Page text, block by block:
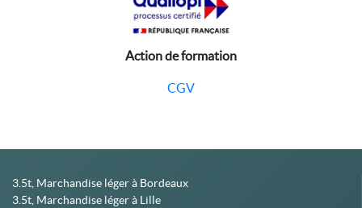
Action de formation
CGV
3.5t, Marchandise léger à Bordeaux
3.5t, Marchandise léger à Lille